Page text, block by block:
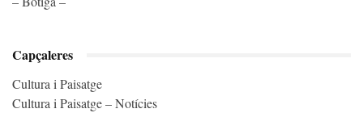
Capçaleres
Cultura i Paisatge
Cultura i Paisatge – Notícies